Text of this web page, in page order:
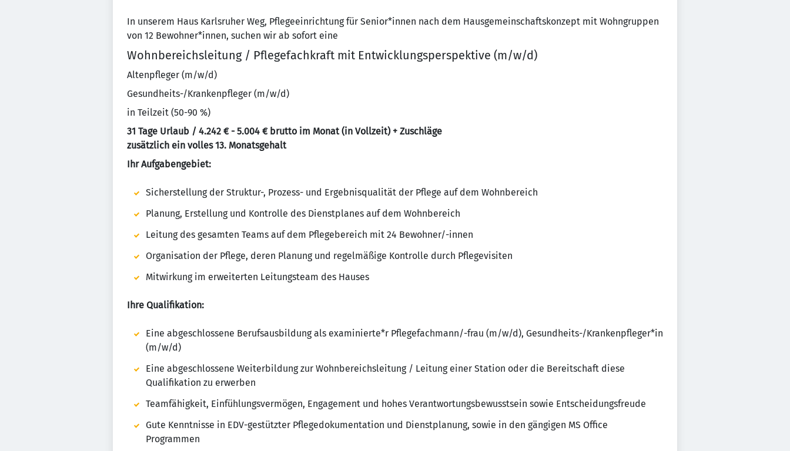
In unserem Haus Karlsruher Weg, Pflegeeinrichtung für Senior*innen nach dem Hausgemeinschaftskonzept mit Wohngruppen
von 12 Bewohner*innen, suchen wir ab sofort eine
Wohnbereichsleitung / Pflegefachkraft mit Entwicklungsperspektive (m/w/d)
Altenpfleger (m/w/d)
Gesundheits-/Krankenpfleger (m/w/d)
in Teilzeit (50-90 %)
31 Tage Urlaub / 4.242 € - 5.004 € brutto im Monat (in Vollzeit) + Zuschläge
zusätzlich ein volles 13. Monatsgehalt
Ihr Aufgabengebiet:
Sicherstellung der Struktur-, Prozess- und Ergebnisqualität der Pflege auf dem Wohnbereich
Planung, Erstellung und Kontrolle des Dienstplanes auf dem Wohnbereich
Leitung des gesamten Teams auf dem Pflegebereich mit 24 Bewohner/-innen
Organisation der Pflege, deren Planung und regelmäßige Kontrolle durch Pflegevisiten
Mitwirkung im erweiterten Leitungsteam des Hauses
Ihre Qualifikation:
Eine abgeschlossene Berufsausbildung als examinierte*r Pflegefachmann/-frau (m/w/d), Gesundheits-/Krankenpfleger*in
(m/w/d)
Eine abgeschlossene Weiterbildung zur Wohnbereichsleitung / Leitung einer Station oder die Bereitschaft diese
Qualifikation zu erwerben
Teamfähigkeit, Einfühlungsvermögen, Engagement und hohes Verantwortungsbewusstsein sowie Entscheidungsfreude
Gute Kenntnisse in EDV-gestützter Pflegedokumentation und Dienstplanung, sowie in den gängigen MS Office
Programmen